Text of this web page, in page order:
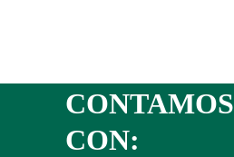
CONTAMOS
CON: